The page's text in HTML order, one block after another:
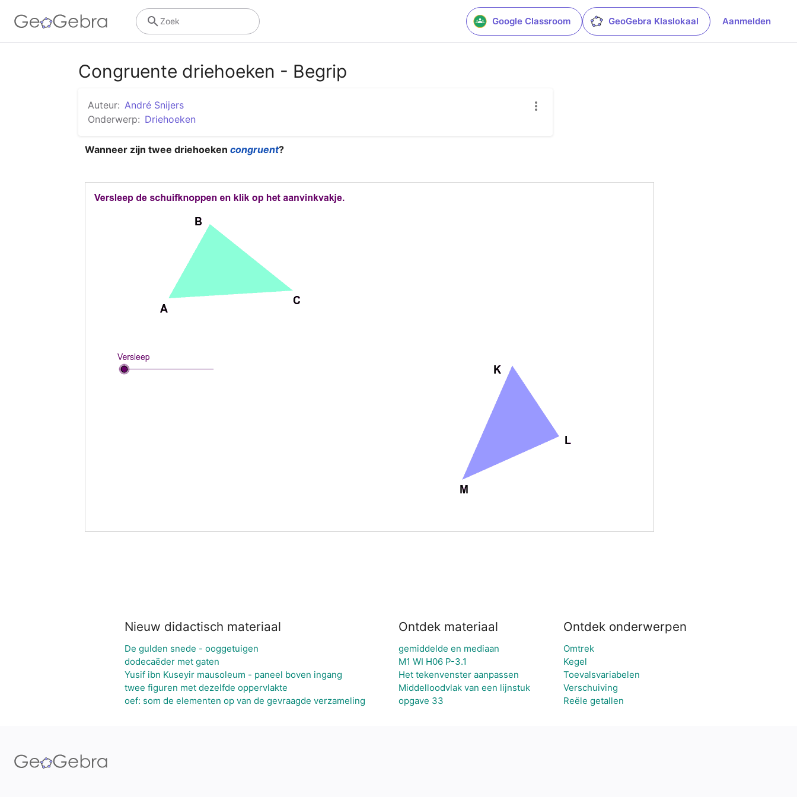
Google Classroom GeoGebra Klaslokaal Aanmelden
Zoek
Congruente driehoeken - Begrip
Auteur: André Snijers
Onderwerp: Driehoeken
Wanneer zijn twee driehoeken congruent?
Nieuw didactisch materiaal
De gulden snede - ooggetuigen
dodecaëder met gaten
Yusif ibn Kuseyir mausoleum - paneel boven ingang
twee figuren met dezelfde oppervlakte
oef: som de elementen op van de gevraagde verzameling
Ontdek materiaal
gemiddelde en mediaan
M1 WI H06 P-3.1
Het tekenvenster aanpassen
Middelloodvlak van een lijnstuk
opgave 33
Ontdek onderwerpen
Omtrek
Kegel
Toevalsvariabelen
Verschuiving
Reële getallen